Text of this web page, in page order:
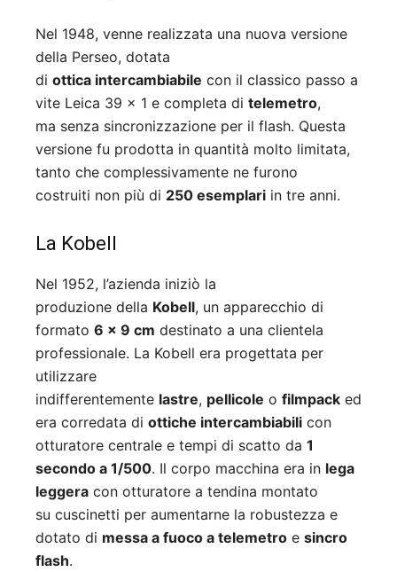
Nel 1948, venne realizzata una nuova versione
della Perseo, dotata
di ottica intercambiabile con il classico passo a
vite Leica 39 x 1 e completa di telemetro,
ma senza sincronizzazione per il flash. Questa
versione fu prodotta in quantità molto limitata,
tanto che complessivamente ne furono
costruiti non più di 250 esemplari in tre anni.
La Kobell
Nel 1952, l’azienda iniziò la
produzione della Kobell, un apparecchio di
formato 6 x 9 cm destinato a una clientela
professionale. La Kobell era progettata per
utilizzare
indifferentemente lastre, pellicole o filmpack ed
era corredata di ottiche intercambiabili con
otturatore centrale e tempi di scatto da 1
secondo a 1/500. Il corpo macchina era in lega
leggera con otturatore a tendina montato
su cuscinetti per aumentarne la robustezza e
dotato di messa a fuoco a telemetro e sincro
flash.